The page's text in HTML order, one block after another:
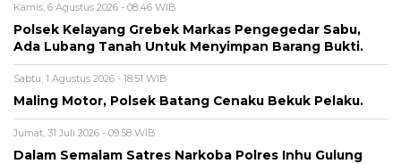
Kamis, 6 Agustus 2026 - 08:46 WIB
Polsek Kelayang Grebek Markas Pengegedar Sabu,
Ada Lubang Tanah Untuk Menyimpan Barang Bukti.
Sabtu, 1 Agustus 2026 - 18:51 WIB
Maling Motor, Polsek Batang Cenaku Bekuk Pelaku.
Jumat, 31 Juli 2026 - 09:58 WIB
Dalam Semalam Satres Narkoba Polres Inhu Gulung